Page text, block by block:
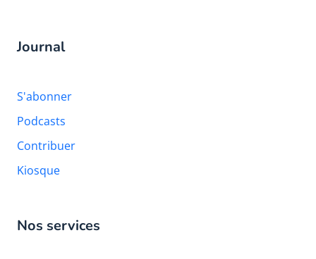
Journal
S'abonner
Podcasts
Contribuer
Kiosque
Nos services